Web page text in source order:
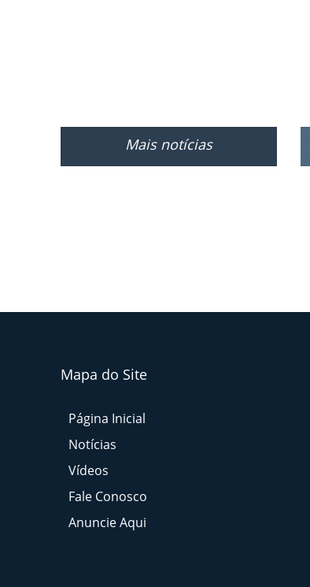
Mais notícias
Mapa do Site
Página Inicial
Notícias
Vídeos
Fale Conosco
Anuncie Aqui